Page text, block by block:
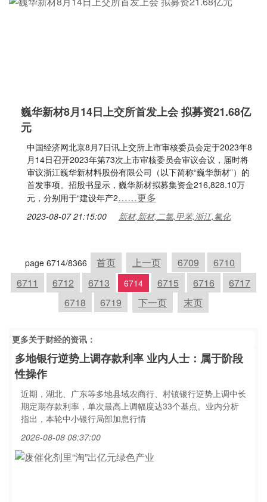
巍华新材8月14日上交所首发上会 拟募资21.68亿
元
中国经济网北京8月7日讯上交所上市审核委员会定于2023年8
月14日召开2023年第73次上市审核委员会审议会议，届时将
审议浙江巍华新材料股份有限公司（以下简称“巍华新材”）的
首发事项。招股书显示，巍华新材拟募集资金216,828.10万
元，分别用于“建设年产2……更多
2023-08-07 21:15:00 新材,新材,二氯,甲苯,浙江,氟化
page 6714/8366 首页 上一页 6709
6710
6711
6712 6713 6714 6715 6716
6717
6718
6719 下一页 末页
更多关于财经的资讯：
多地银行逆势上调存款利率 业内人士：属于阶段
性操作
近期，湖北、广东等多地县域农商行、村镇银行逆势上调中长
期定期存款利率，单次最高上调幅度达33个基点。业内分析
指出，本轮中小银行局部加息行情
2026-08-08 08:37:00